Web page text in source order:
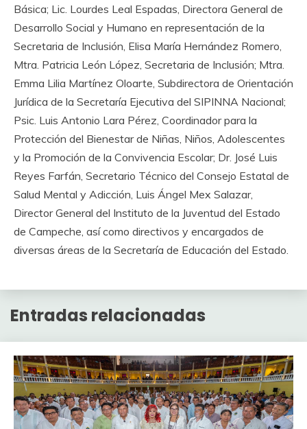
Básica; Lic. Lourdes Leal Espadas, Directora General de
Desarrollo Social y Humano en representación de la
Secretaria de Inclusión, Elisa María Hernández Romero,
Mtra. Patricia León López, Secretaria de Inclusión; Mtra.
Emma Lilia Martínez Oloarte, Subdirectora de Orientación
Jurídica de la Secretaría Ejecutiva del SIPINNA Nacional;
Psic. Luis Antonio Lara Pérez, Coordinador para la
Protección del Bienestar de Niñas, Niños, Adolescentes
y la Promoción de la Convivencia Escolar; Dr. José Luis
Reyes Farfán, Secretario Técnico del Consejo Estatal de
Salud Mental y Adicción, Luis Ángel Mex Salazar,
Director General del Instituto de la Juventud del Estado
de Campeche, así como directivos y encargados de
diversas áreas de la Secretaría de Educación del Estado.
Entradas relacionadas